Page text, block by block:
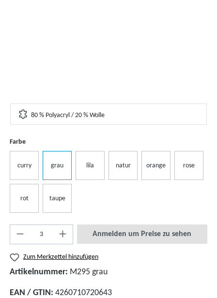
80 % Polyacryl / 20 % Wolle
Farbe
curry grau lila natur orange rose
rot taupe
Anmelden um Preise zu sehen
Zum Merkzettel hinzufügen
Artikelnummer: M295 grau
EAN / GTIN: 4260710720643